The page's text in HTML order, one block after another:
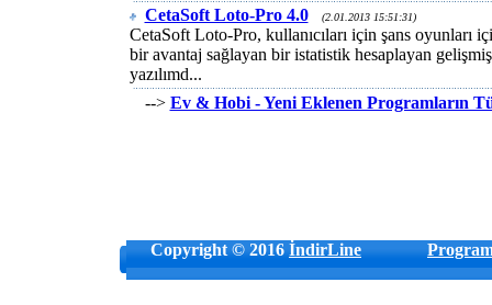
CetaSoft Loto-Pro 4.0
(2.01.2013 15:51:31)
CetaSoft Loto-Pro, kullanıcıları için şans oyunları
bir avantaj sağlayan bir istatistik hesaplayan
yazılımd...
--> Ev & Hobi - Yeni Eklenen Programların
Copyright © 2016 İndirLine